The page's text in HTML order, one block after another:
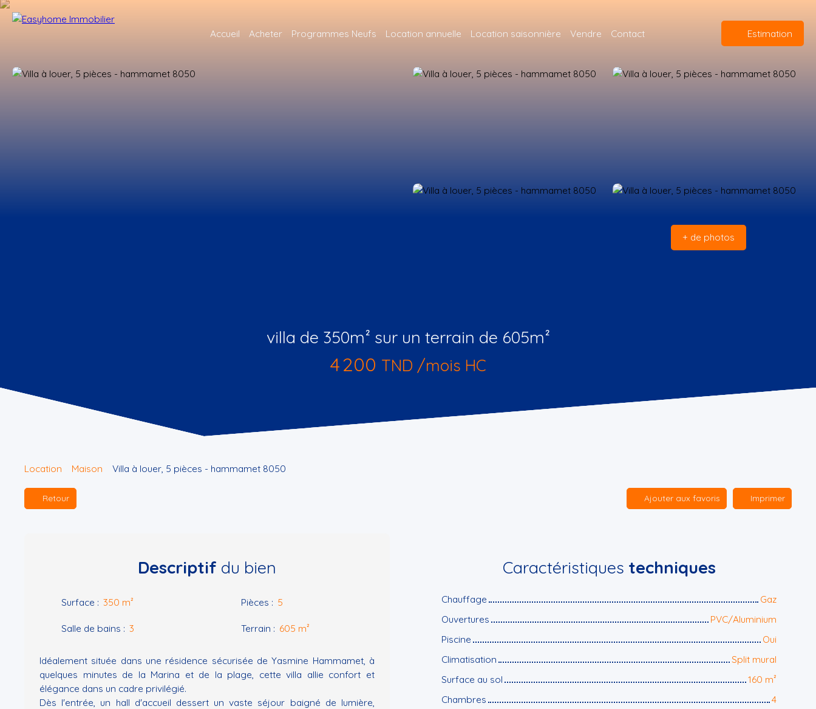
Accueil Acheter Programmes Neufs Location annuelle Location saisonnière Vendre Contact Estimation
+ de photos
villa de 350m² sur un terrain de 605m²
4 200 TND /mois HC
Location Maison Villa à louer, 5 pièces - hammamet 8050
Retour Ajouter aux favoris Imprimer
Descriptif du bien
Surface : 350 m² Pièces : 5
Salle de bains : 3 Terrain : 605 m²
Idéalement située dans une résidence sécurisée de Yasmine Hammamet, à
quelques minutes de la Marina et de la plage, cette villa allie confort et
élégance dans un cadre privilégié.
Dès l'entrée, un hall d'accueil dessert un vaste séjour baigné de lumière,
Caractéristiques techniques
Chauffage
Gaz
Ouvertures
PVC/Aluminium
Piscine
Oui
Climatisation
Split mural
Surface au sol
160 m²
Chambres
4